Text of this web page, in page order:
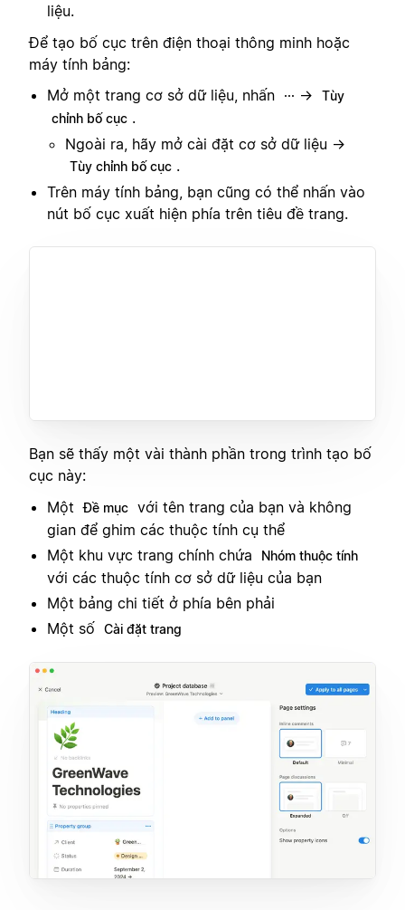
liệu.
Để tạo bố cục trên điện thoại thông minh hoặc
máy tính bảng:
Mở một trang cơ sở dữ liệu, nhấn
··· →
Tùy
chỉnh bố cục .
Ngoài ra, hãy mở cài đặt cơ sở dữ liệu →
Tùy chỉnh bố cục .
Trên máy tính bảng, bạn cũng có thể nhấn vào
nút bố cục xuất hiện phía trên tiêu đề trang.
Bạn sẽ thấy một vài thành phần trong trình tạo bố
cục này:
Một
Đề mục với tên trang của bạn và không
gian để ghim các thuộc tính cụ thể
Một khu vực trang chính chứa
Nhóm thuộc tính
với các thuộc tính cơ sở dữ liệu của bạn
Một bảng chi tiết ở phía bên phải
Một số Cài đặt trang